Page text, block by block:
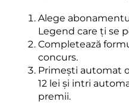
Alege
Legend care ți se
Completează
concurs.
Primești automat
12 lei și intri
premii.